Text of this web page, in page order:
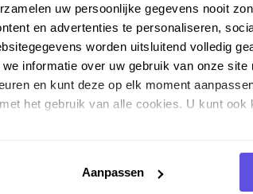
uw persoonlijke gegevens nooit
en advertenties te personaliseren,
worden uitsluitend volledig
informatie over uw gebruik van onze
en kunt deze op elk moment
het gebruik van alle cookies. U kunt ook
Aanpassen